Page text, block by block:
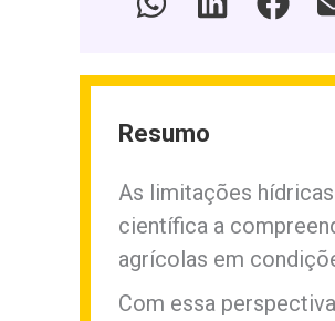
Resumo
As limitações
científica a
agrícolas em
Com essa